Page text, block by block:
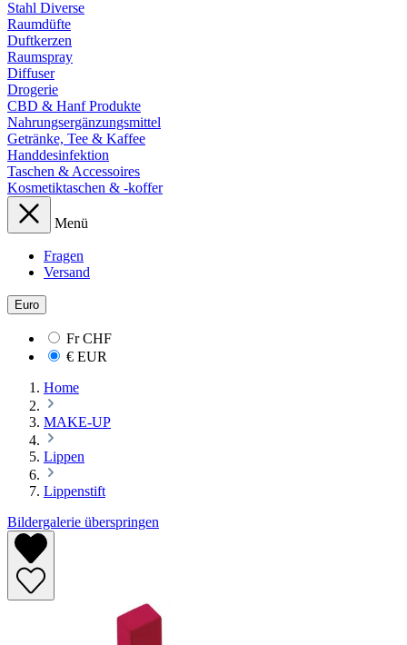
Stahl Diverse
Raumdüfte
Duftkerzen
Raumspray
Diffuser
Drogerie
CBD & Hanf Produkte
Nahrungsergänzungsmittel
Getränke, Tee & Kaffee
Handdesinfektion
Taschen & Accessoires
Kosmetiktaschen & -koffer
Menü
Fragen
Versand
Euro
FrCHF
€ EUR
Home
MAKE-UP
Lippen
Lippenstift
Bildergalerie überspringen